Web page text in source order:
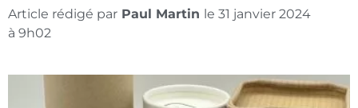
Article rédigé par Paul Martin le 31 janvier 2024
à 9h02